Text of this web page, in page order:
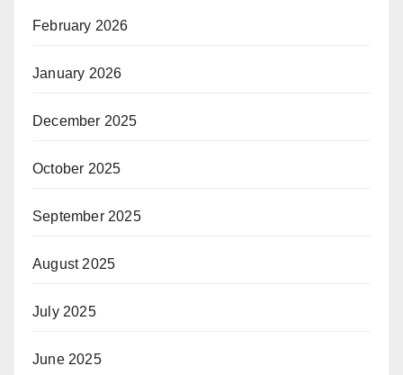
February 2026
January 2026
December 2025
October 2025
September 2025
August 2025
July 2025
June 2025